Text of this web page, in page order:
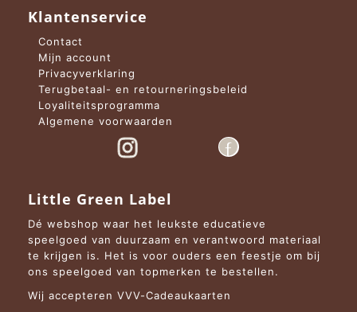
Klantenservice
Contact
Mijn account
Privacyverklaring
Terugbetaal- en retourneringsbeleid
Loyaliteitsprogramma
Algemene voorwaarden
Little Green Label
Dé webshop waar het leukste educatieve
speelgoed van duurzaam en verantwoord materiaal
te krijgen is. Het is voor ouders een feestje om bij
ons speelgoed van topmerken te bestellen.
Wij accepteren VVV-Cadeaukaarten